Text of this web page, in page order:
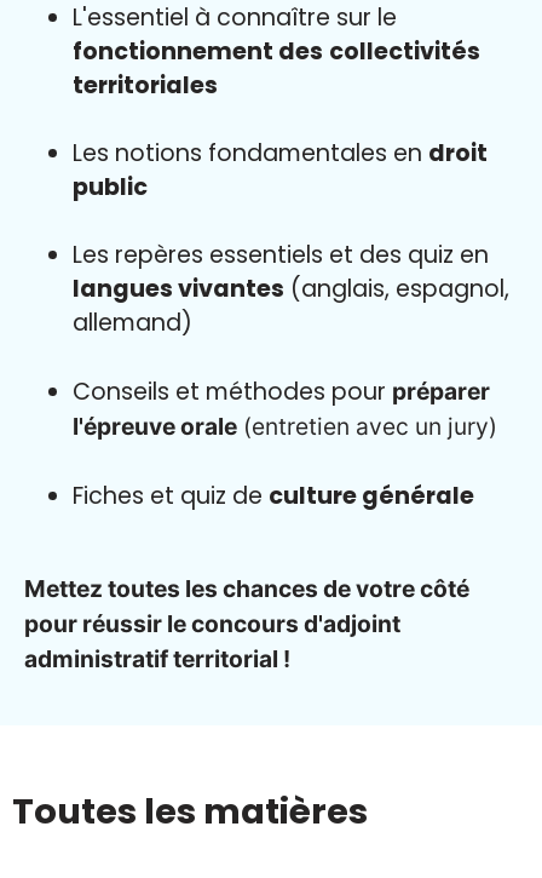
L'essentiel à connaître sur le
fonctionnement des collectivités
territoriales
Les notions fondamentales en droit
public
Les repères essentiels et des quiz en
langues vivantes (anglais, espagnol,
allemand)
Conseils et méthodes pour préparer
l'épreuve orale (entretien avec un jury)
Fiches et quiz de culture générale
Mettez toutes les chances de votre côté
pour réussir le concours d'adjoint
administratif territorial !
Toutes les matières